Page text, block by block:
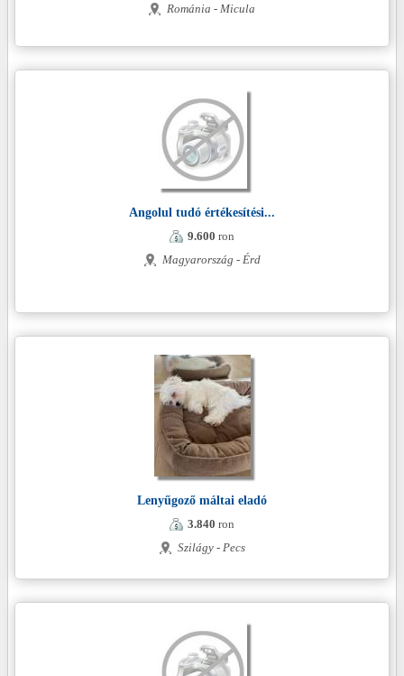
Románia - Micula
Angolul tudó értékesítési...
9.600 ron
Magyarország - Érd
Lenyűgoző máltai eladó
3.840 ron
Szilágy - Pecs